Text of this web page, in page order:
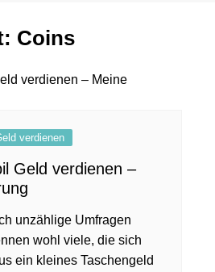
Media
Coins
verdienen
Geld verdienen –
unzählige Umfragen
wohl viele, die sich
ein kleines Taschengeld